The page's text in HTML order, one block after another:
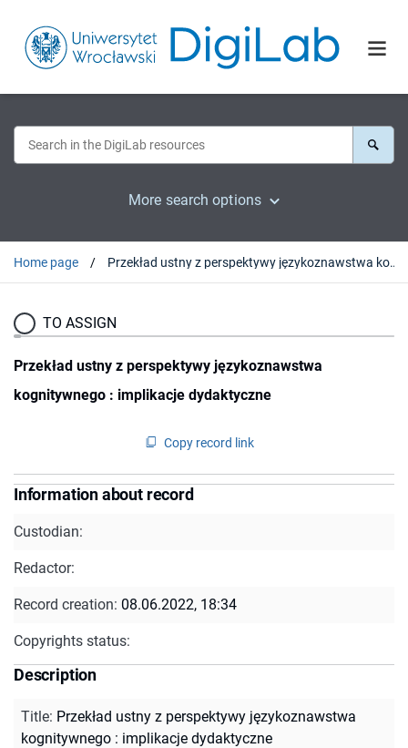
More search options
Home page Przekład ustny z perspektywy językoznawstwa kognitywnego : implikacje dydaktyczne
TO ASSIGN
Przekład ustny z perspektywy językoznawstwa
kognitywnego : implikacje dydaktyczne
Copy record link
Information about record
Custodian:
Redactor:
Record creation: 08.06.2022, 18:34
Copyrights status:
Description
Title: Przekład ustny z perspektywy językoznawstwa
kognitywnego : implikacje dydaktyczne